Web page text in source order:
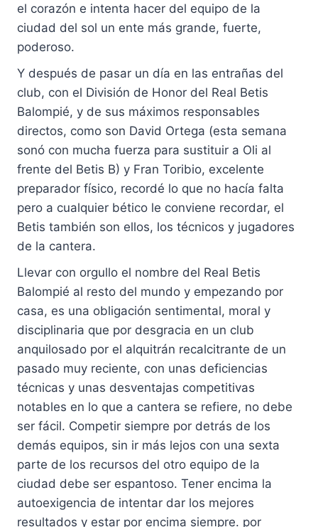
el corazón e intenta hacer del equipo de la
ciudad del sol un ente más grande, fuerte,
poderoso.
Y después de pasar un día en las entrañas del
club, con el División de Honor del Real Betis
Balompié, y de sus máximos responsables
directos, como son David Ortega (esta semana
sonó con mucha fuerza para sustituir a Oli al
frente del Betis B) y Fran Toribio, excelente
preparador físico, recordé lo que no hacía falta
pero a cualquier bético le conviene recordar, el
Betis también son ellos, los técnicos y jugadores
de la cantera.
Llevar con orgullo el nombre del Real Betis
Balompié al resto del mundo y empezando por
casa, es una obligación sentimental, moral y
disciplinaria que por desgracia en un club
anquilosado por el alquitrán recalcitrante de un
pasado muy reciente, con unas deficiencias
técnicas y unas desventajas competitivas
notables en lo que a cantera se refiere, no debe
ser fácil. Competir siempre por detrás de los
demás equipos, sin ir más lejos con una sexta
parte de los recursos del otro equipo de la
ciudad debe ser espantoso. Tener encima la
autoexigencia de intentar dar los mejores
resultados y estar por encima siempre. por